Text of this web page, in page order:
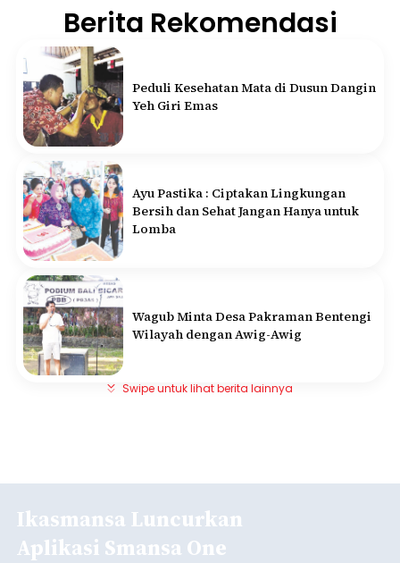
Berita Rekomendasi
Peduli Kesehatan Mata di Dusun Dangin
Yeh Giri Emas
Ayu Pastika : Ciptakan Lingkungan
Bersih dan Sehat Jangan Hanya untuk
Lomba
Wagub Minta Desa Pakraman Bentengi
Wilayah dengan Awig-Awig
Swipe untuk lihat berita lainnya
Ikasmansa Luncurkan
Aplikasi Smansa One